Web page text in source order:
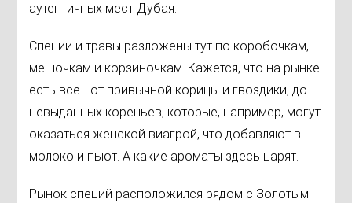
аутентичных мест Дубая.
Специи и травы разложены тут по коробочкам,
мешочкам и корзиночкам. Кажется, что на рынке
есть все - от привычной корицы и гвоздики, до
невыданных кореньев, которые, например, могут
оказаться женской виагрой, что добавляют в
молоко и пьют. А какие ароматы здесь царят.
Рынок специй расположился рядом с Золотым